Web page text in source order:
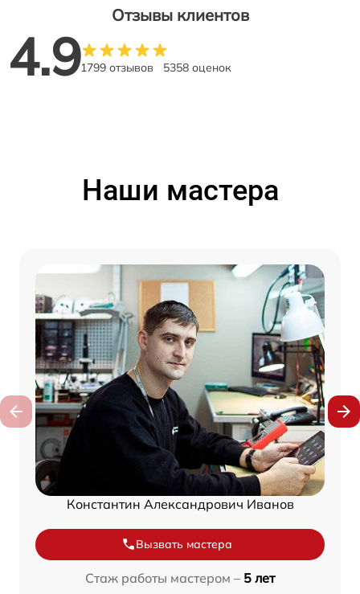
Отзывы клиентов
4.91799 отзывов 5358 оценок
Наши мастера
Константин Александрович Иванов
Вызвать мастера
Стаж работы мастером – 5 лет